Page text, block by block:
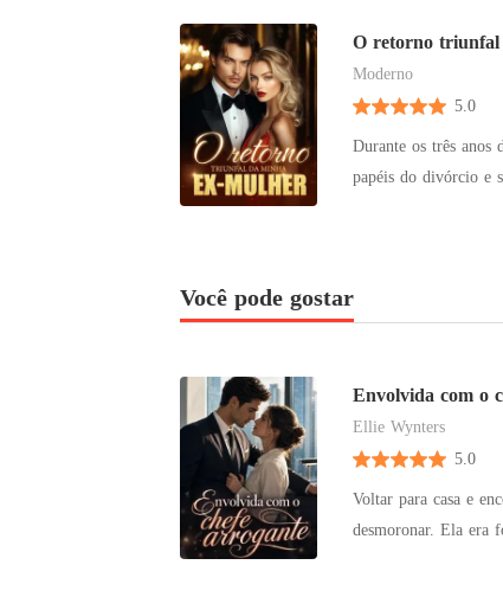
O retorno triunfal
Moderno
5.0
Durante os três anos
papéis do divórcio e
Todos os meus bens,
Você pode gostar
Envolvida com o
Ellie Wynters
5.0
Voltar para casa e
desmoronar. Ela era forte,